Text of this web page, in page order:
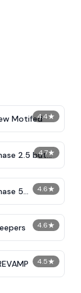
4.4★
Motifed
4.7★
2.5 but
4.6★
5
4.6★
4.5★